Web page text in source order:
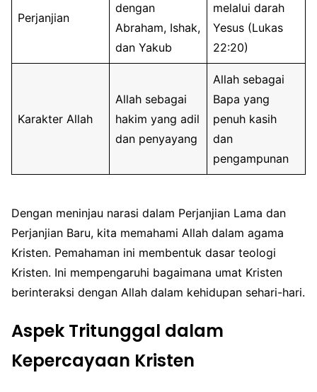
Perjanjian
dengan
Abraham, Ishak,
dan Yakub
melalui darah
Yesus (Lukas
22:20)
Karakter Allah
Allah sebagai
hakim yang adil
dan penyayang
Allah sebagai
Bapa yang
penuh kasih
dan
pengampunan
Dengan meninjau narasi dalam Perjanjian Lama dan
Perjanjian Baru, kita memahami Allah dalam agama
Kristen. Pemahaman ini membentuk dasar teologi
Kristen. Ini mempengaruhi bagaimana umat Kristen
berinteraksi dengan Allah dalam kehidupan sehari-hari.
Aspek Tritunggal dalam
Kepercayaan Kristen